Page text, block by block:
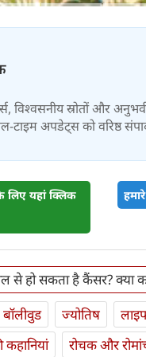
विश्वसनीय स्रोतों और अनुभवी
टाइम अपडेट्स को वरिष्ठ
लिए यहां क्लिक
से हो सकता है कैंसर? क्‍या
बॉलीवुड ज्योतिष
कहानियां रोचक और